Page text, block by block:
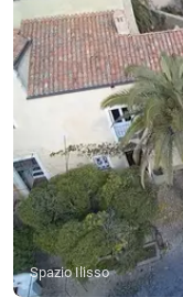
Spazio Ilisso